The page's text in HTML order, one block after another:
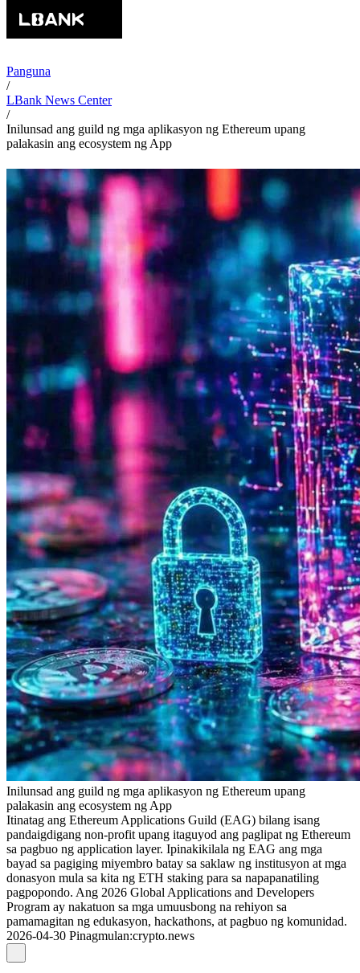
Panguna
/
LBank News Center
/
Inilunsad ang guild ng mga aplikasyon ng Ethereum upang
palakasin ang ecosystem ng App
Inilunsad ang guild ng mga aplikasyon ng Ethereum upang
palakasin ang ecosystem ng App
Itinatag ang Ethereum Applications Guild (EAG) bilang isang
pandaigdigang non-profit upang itaguyod ang paglipat ng Ethereum
sa pagbuo ng application layer. Ipinakikilala ng EAG ang mga
bayad sa pagiging miyembro batay sa saklaw ng institusyon at mga
donasyon mula sa kita ng ETH staking para sa napapanatiling
pagpopondo. Ang 2026 Global Applications and Developers
Program ay nakatuon sa mga umuusbong na rehiyon sa
pamamagitan ng edukasyon, hackathons, at pagbuo ng komunidad.
2026-04-30 Pinagmulan:crypto.news